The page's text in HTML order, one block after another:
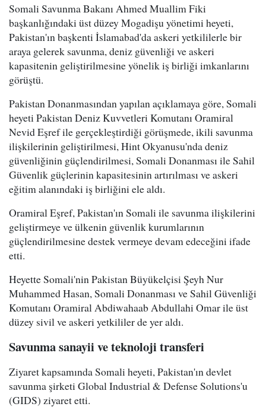
Somali Savunma Bakanı Ahmed Muallim Fiki
başkanlığındaki üst düzey Mogadişu yönetimi heyeti,
Pakistan'ın başkenti İslamabad'da askeri yetkililerle bir
araya gelerek savunma, deniz güvenliği ve askeri
kapasitenin geliştirilmesine yönelik iş birliği imkanlarını
görüştü.
Pakistan Donanmasından yapılan açıklamaya göre, Somali
heyeti Pakistan Deniz Kuvvetleri Komutanı Oramiral
Nevid Eşref ile gerçekleştirdiği görüşmede, ikili savunma
ilişkilerinin geliştirilmesi, Hint Okyanusu'nda deniz
güvenliğinin güçlendirilmesi, Somali Donanması ile Sahil
Güvenlik güçlerinin kapasitesinin artırılması ve askeri
eğitim alanındaki iş birliğini ele aldı.
Oramiral Eşref, Pakistan'ın Somali ile savunma ilişkilerini
geliştirmeye ve ülkenin güvenlik kurumlarının
güçlendirilmesine destek vermeye devam edeceğini ifade
etti.
Heyette Somali'nin Pakistan Büyükelçisi Şeyh Nur
Muhammed Hasan, Somali Donanması ve Sahil Güvenliği
Komutanı Oramiral Abdiwahaab Abdullahi Omar ile üst
düzey sivil ve askeri yetkililer de yer aldı.
Savunma sanayii ve teknoloji transferi
Ziyaret kapsamında Somali heyeti, Pakistan'ın devlet
savunma şirketi Global Industrial & Defense Solutions'u
(GIDS) ziyaret etti.